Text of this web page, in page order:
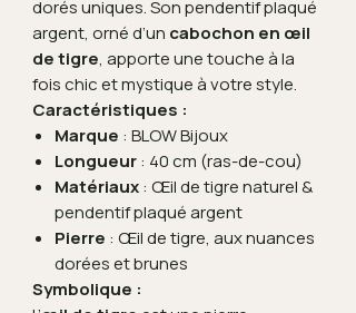
dorés uniques. Son pendentif plaqué
argent, orné d’un cabochon en œil
de tigre, apporte une touche à la
fois chic et mystique à votre style.
Caractéristiques :
Marque : BLOW Bijoux
Longueur: 40 cm (ras-de-cou)
Matériaux: Œil de tigre naturel &
pendentif plaqué argent
Pierre : Œil de tigre, aux nuances
dorées et brunes
Symbolique :